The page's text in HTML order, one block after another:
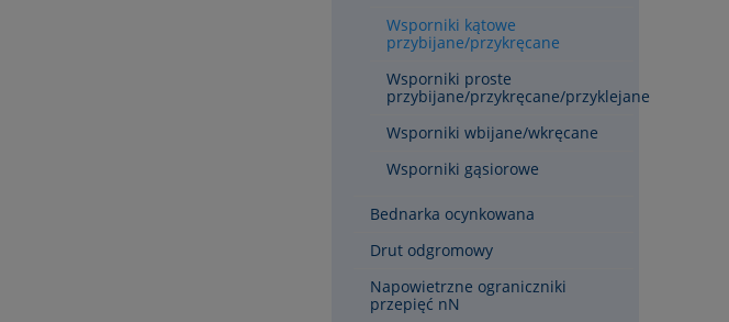
Wsporniki kątowe
przybijane/przykręcane
Wsporniki proste
przybijane/przykręcane/przyklejane
Wsporniki wbijane/wkręcane
Wsporniki gąsiorowe
Bednarka ocynkowana
Drut odgromowy
Napowietrzne ograniczniki
przepięć nN